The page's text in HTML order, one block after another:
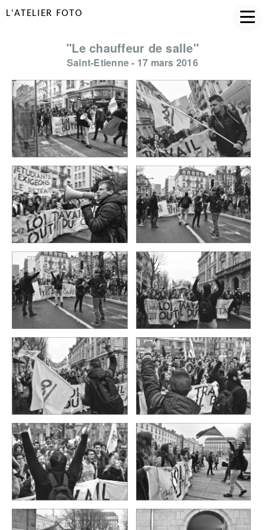
L'ATELIER FOTO
"Le chauffeur de salle"
Saint-Etienne - 17 mars 2016